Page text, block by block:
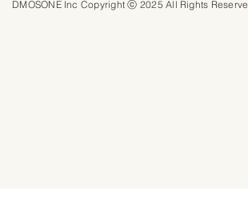
DMOSONE Inc Copyright ⓒ 2025 All Rights